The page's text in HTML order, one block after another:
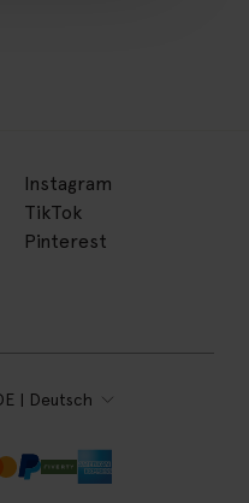
Instagram
TikTok
Pinterest
| Deutsch